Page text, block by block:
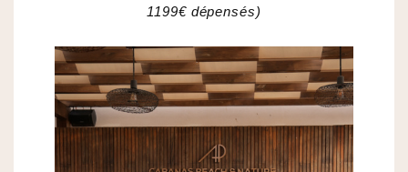
1199€ dépensés)